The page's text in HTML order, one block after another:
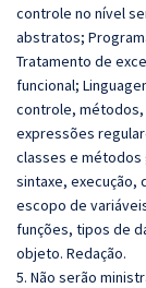
controle no nível
abstratos;
Tratamento de
funcional;
controle,
expressões
classes e métodos
sintaxe, execução,
escopo de
funções, tipos de
objeto. Redação.
5. Não serão